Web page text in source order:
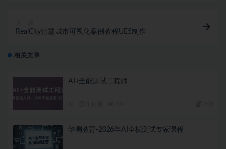
RealCity智慧城市可视化案例教程UE5制作
相关文章
AI+全能测试工程师
华测教育-2026年AI全栈测试专家课程